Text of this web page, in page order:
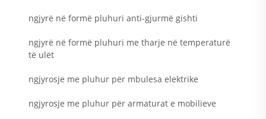
ngjyrë në formë pluhuri anti-gjurmë gishti
ngjyrë në formë pluhuri me tharje në temperaturë
të ulët
ngjyrosje me pluhur për mbulesa elektrike
ngjyrosje me pluhur për armaturat e mobilieve